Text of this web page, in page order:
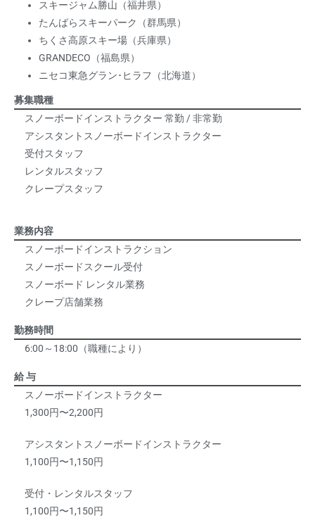
スキージャム勝山（福井県）
たんばらスキーパーク（群馬県）
ちくさ高原スキー場（兵庫県）
GRANDECO（福島県）
ニセコ東急グラン･ヒラフ（北海道）
募集職種
スノーボードインストラクター 常勤 / 非常勤
アシスタント スノーボードインストラクター
受付スタッフ
レンタルスタッフ
クレープスタッフ
業務内容
スノーボードインストラクション
スノーボードスクール受付
スノーボード レンタル業務
クレープ店舗業務
勤務時間
6:00～18:00（職種により）
給 与
スノーボードインストラクター
1,300円〜2,200円
アシスタントスノーボードインストラクター
1,100円〜1,150円
受付・レンタルスタッフ
1,100円〜1,150円